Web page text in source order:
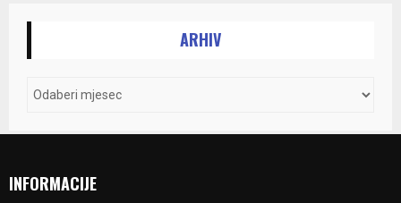
ARHIV
INFORMACIJE